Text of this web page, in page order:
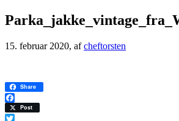
15. februar 2020, afcheftorsten
Share
Facebook
Post